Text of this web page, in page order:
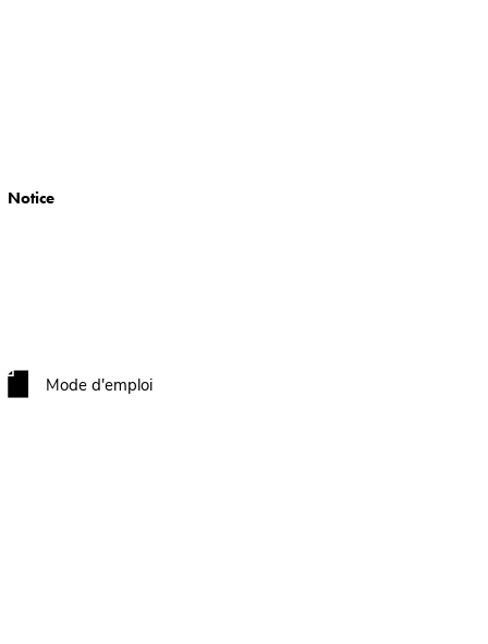
Notice
Mode d'emploi